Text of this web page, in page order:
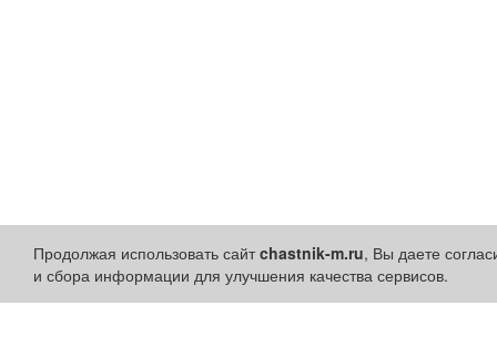
Продолжая использовать сайтchastnik-m.ru, Вы даете
и сбора информации для улучшения качества сервисов.